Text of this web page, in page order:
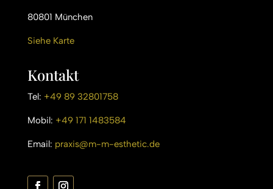
80801 München
Siehe Karte
Kontakt
Tel: +49 89 32801758
Mobil: +49 171 1483584
Email: praxis@m-m-esthetic.de